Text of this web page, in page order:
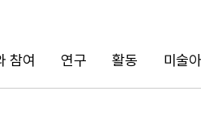
참여 연구 활동 미술